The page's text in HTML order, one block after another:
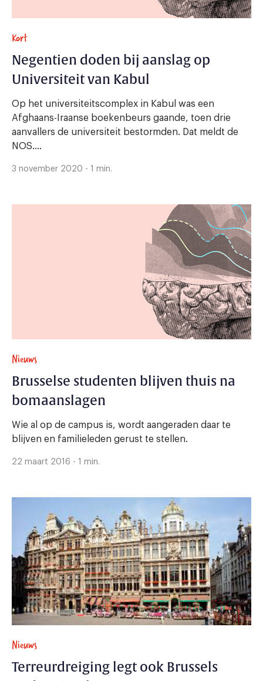
Kort
Negentien doden bij aanslag op
Universiteit van Kabul
Op het universiteitscomplex in Kabul was een
Afghaans-Iraanse boekenbeurs gaande, toen drie
aanvallers de universiteit bestormden. Dat meldt de
NOS....
3 november 2020 - 1 min.
Nieuws
Brusselse studenten blijven thuis na
bomaanslagen
Wie al op de campus is, wordt aangeraden daar te
blijven en familieleden gerust te stellen.
22 maart 2016 - 1 min.
Nieuws
Terreurdreiging legt ook Brussels